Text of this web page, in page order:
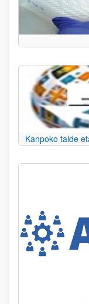
Kanpoko talde